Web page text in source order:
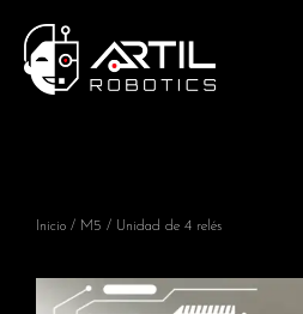
Inicio / M5 / Unidad de 4 relés